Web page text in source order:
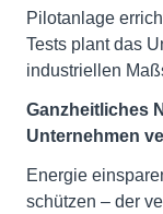
Pilotanlage
Tests plant das
industriellen
Ganzheitliches
Unternehmen
Energie
schützen – der